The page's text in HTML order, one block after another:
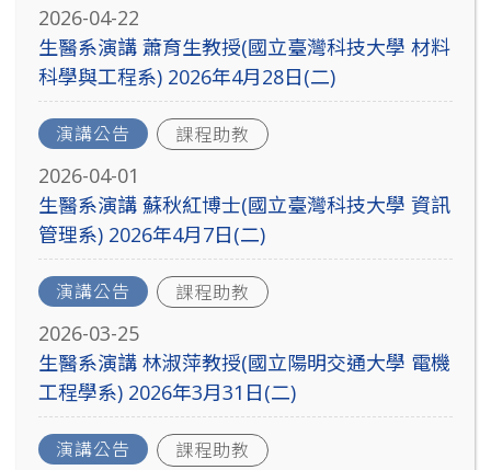
2026-04-22
生醫系演講 蕭育生教授(國立臺灣科技大學 材料
科學與工程系) 2026年4月28日(二)
演講公告 課程助教
2026-04-01
生醫系演講 蘇秋紅博士(國立臺灣科技大學 資訊
管理系) 2026年4月7日(二)
演講公告 課程助教
2026-03-25
生醫系演講 林淑萍教授(國立陽明交通大學 電機
工程學系) 2026年3月31日(二)
演講公告 課程助教